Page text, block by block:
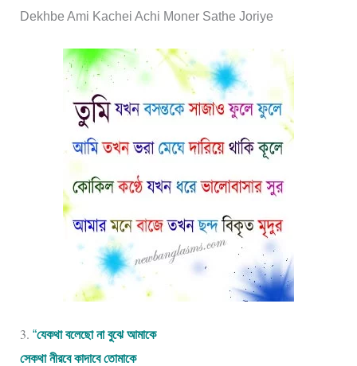
Dekhbe Ami Kachei Achi Moner Sathe Joriye
3. “যেকথা বলেছো না বুঝে আমাকে
সেকথা নীরবে কাদাবে তোমাকে